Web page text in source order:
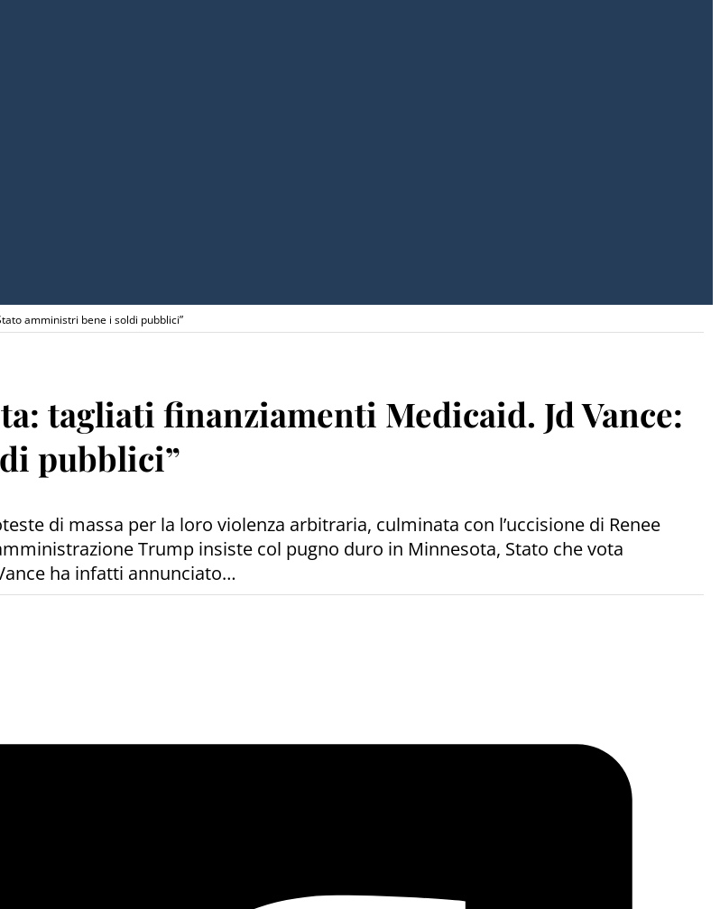
amministri bene i soldi pubblici”
tagliati finanziamenti Medicaid. Jd Vance:
pubblici”
di massa per la loro violenza arbitraria, culminata con l’uccisione di Renee
Trump insiste col pugno duro in Minnesota, Stato che vota
ha infatti annunciato…